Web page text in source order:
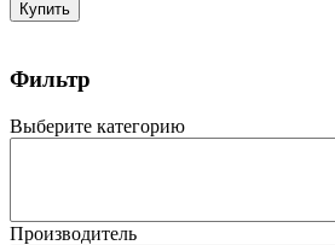
Фильтр
Выберите категорию
Производитель